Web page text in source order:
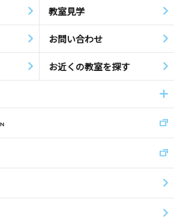
教室見学
お問い合わせ
お近くの教室を探す